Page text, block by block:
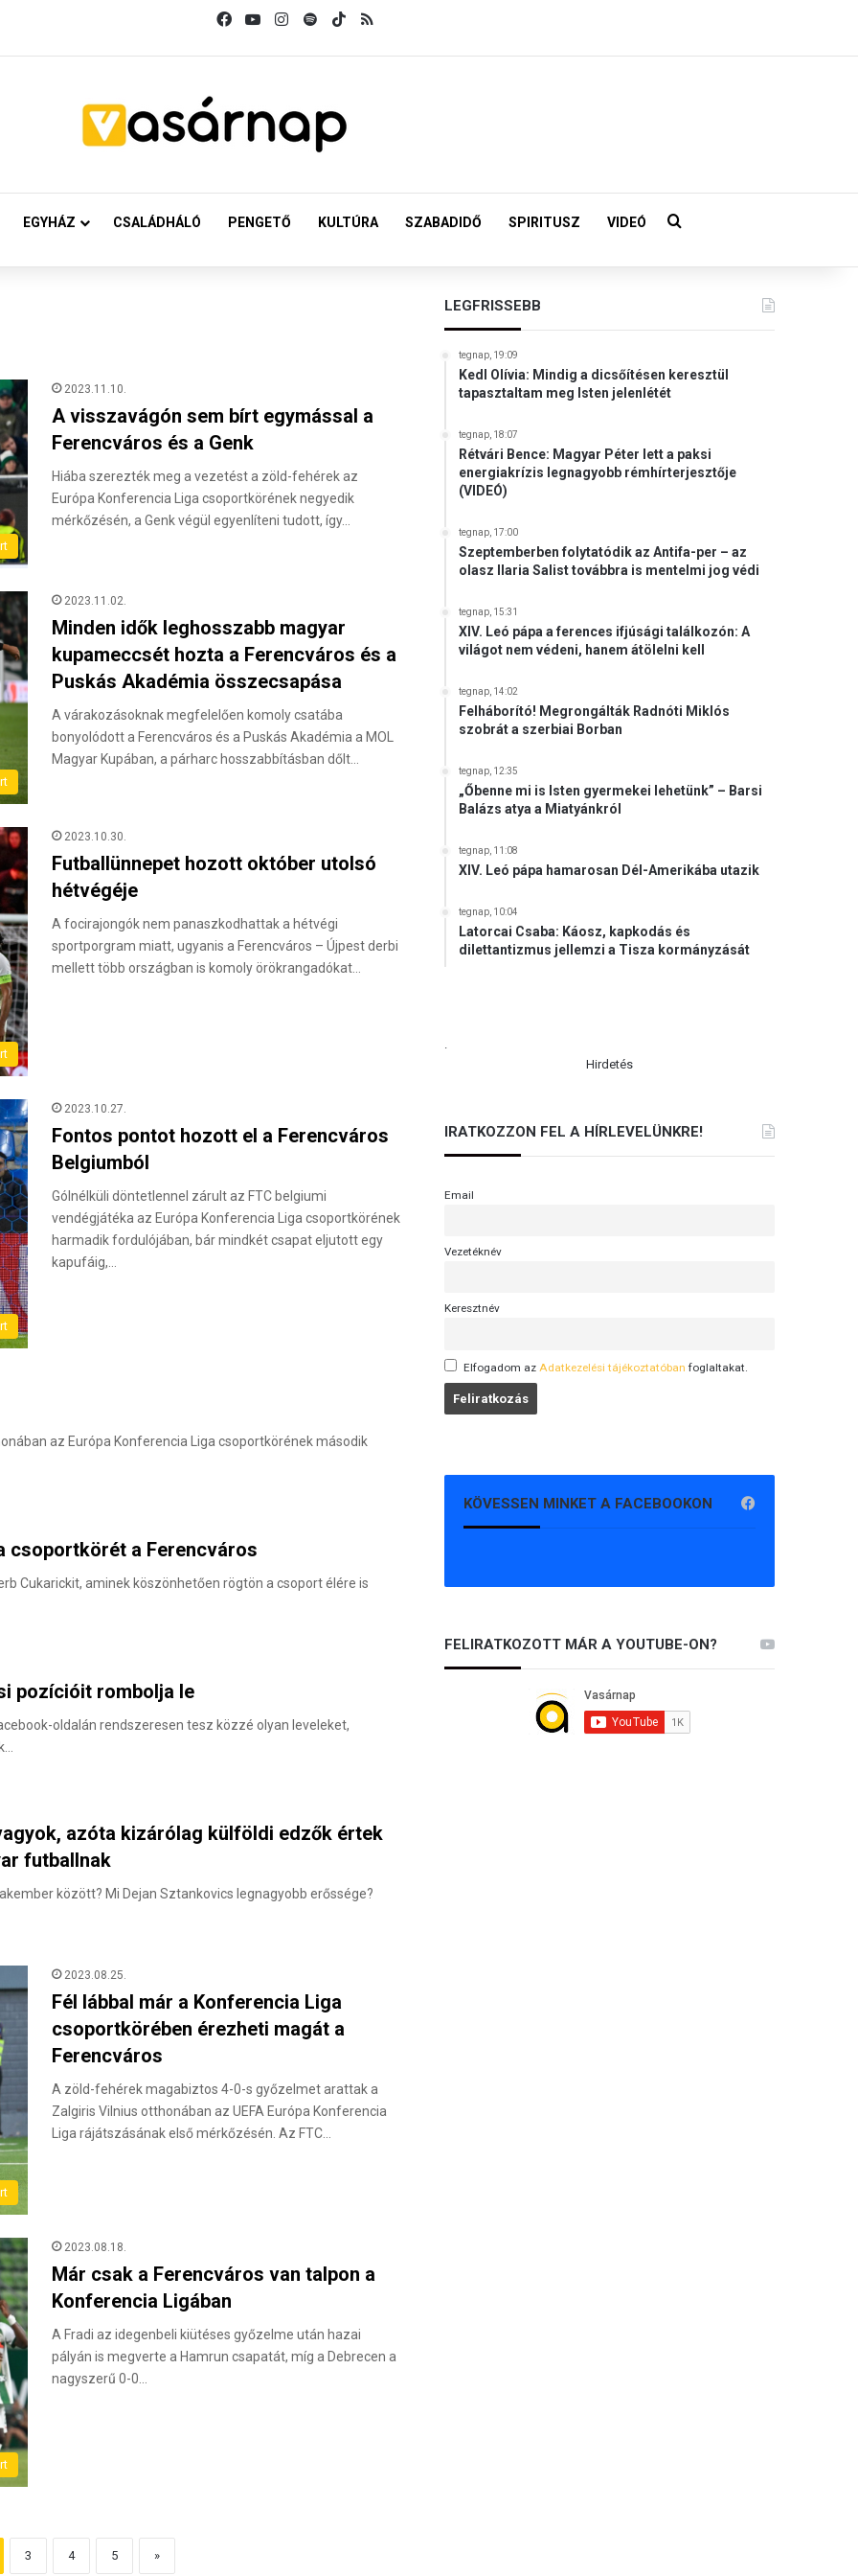
FacebookYouTubeInstagram
SpotifyTikTok
EGYHÁZ CSALÁDHÁLÓ PENGETŐ KULTÚRA SZABADIDŐ SPIRITUSZ VIDEÓ Keresés:
2023.11.10.
A visszavágón sem bírt egymással a
Ferencváros és a Genk
Hiába szerezték meg a vezetést a zöld-fehérek az
Európa Konferencia Liga csoportkörének negyedik
mérkőzésén, a Genk végül egyenlíteni tudott, így…
2023.11.02.
Minden idők leghosszabb magyar
kupameccsét hozta a Ferencváros és a
Puskás Akadémia összecsapása
A várakozásoknak megfelelően komoly csatába
bonyolódott a Ferencváros és a Puskás Akadémia a MOL
Magyar Kupában, a párharc hosszabbításban dőlt…
2023.10.30.
Futballünnepet hozott október utolsó
hétvégéje
A focirajongók nem panaszkodhattak a hétvégi
sportporgram miatt, ugyanis a Ferencváros – Újpest derbi
mellett több országban is komoly örökrangadókat…
2023.10.27.
Fontos pontot hozott el a Ferencváros
Belgiumból
Gólnélküli döntetlennel zárult az FTC belgiumi
vendégjátéka az Európa Konferencia Liga csoportkörének
harmadik fordulójában, bár mindkét csapat eljutott egy
kapufáig,…
az Európa Konferencia Liga csoportkörének második
csoportkörét a Ferencváros
Cukarickit, aminek köszönhetően rögtön a csoport élére is
pozícióit rombolja le
oldalán rendszeresen tesz közzé olyan leveleket,
azóta kizárólag külföldi edzők értek
futballnak
között? Mi Dejan Sztankovics legnagyobb erőssége?
2023.08.25.
Fél lábbal már a Konferencia Liga
csoportkörében érezheti magát a
Ferencváros
A zöld-fehérek magabiztos 4-0-s győzelmet arattak a
Zalgiris Vilnius otthonában az UEFA Európa Konferencia
Liga rájátszásának első mérkőzésén. Az FTC…
2023.08.18.
Már csak a Ferencváros van talpon a
Konferencia Ligában
A Fradi az idegenbeli kiütéses győzelme után hazai
pályán is megverte a Hamrun csapatát, míg a Debrecen a
nagyszerű 0-0…
3 4 5 »
LEGFRISSEBB
tegnap, 19:09
Kedl Olívia: Mindig a dicsőítésen keresztül
tapasztaltam meg Isten jelenlétét
tegnap, 18:07
Rétvári Bence: Magyar Péter lett a paksi
energiakrízis legnagyobb rémhírterjesztője
(VIDEÓ)
tegnap, 17:00
Szeptemberben folytatódik az Antifa-per – az
olasz Ilaria Salist továbbra is mentelmi jog védi
tegnap, 15:31
XIV. Leó pápa a ferences ifjúsági találkozón: A
világot nem védeni, hanem átölelni kell
tegnap, 14:02
Felháborító! Megrongálták Radnóti Miklós
szobrát a szerbiai Borban
tegnap, 12:35
„Őbenne mi is Isten gyermekei lehetünk” – Barsi
Balázs atya a Miatyánkról
tegnap, 11:08
XIV. Leó pápa hamarosan Dél-Amerikába utazik
tegnap, 10:04
Latorcai Csaba: Káosz, kapkodás és
dilettantizmus jellemzi a Tisza kormányzását
.
Hirdetés
IRATKOZZON FEL A HÍRLEVELÜNKRE!
Email
Vezetéknév
Keresztnév
Elfogadom az Adatkezelési tájékoztatóban foglaltakat.
KÖVESSEN MINKET A FACEBOOKON
FELIRATKOZOTT MÁR A YOUTUBE-ON?